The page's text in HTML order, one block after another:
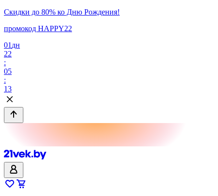
Скидки до 80% ко Дню Рождения!
промокод HAPPY22
01 дн
22
:
05
:
13